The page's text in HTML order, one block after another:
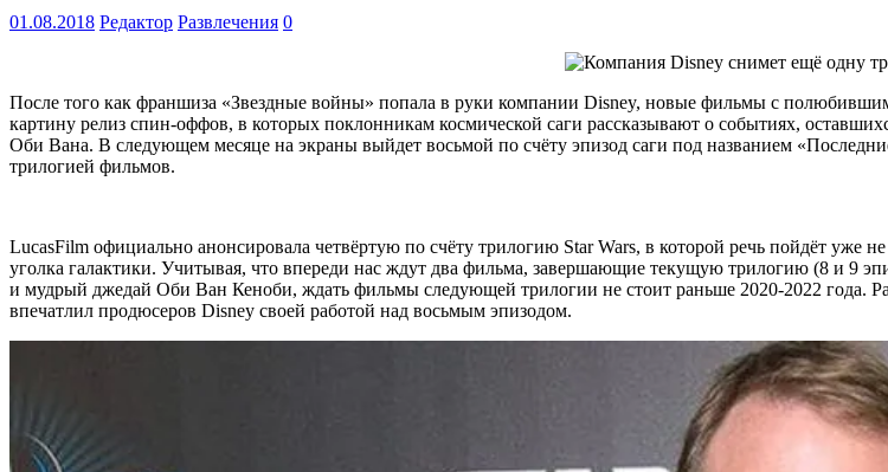
01.08.2018 Редактор Развлечения 0
После того как франшиза «Звездные войны» попала в руки компании Disney, новые фильмы с
картину релиз спин-оффов, в которых поклонникам космической саги рассказывают о событиях,
Оби Вана. В следующем месяце на экраны выйдет восьмой по счёту эпизод саги под названием
трилогией фильмов.
LucasFilm официально анонсировала четвёртую по счёту трилогию Star Wars, в которой речь пойдёт уже
уголка галактики. Учитывая, что впереди нас ждут два фильма, завершающие текущую трилогию (8 и 9
и мудрый джедай Оби Ван Кеноби, ждать фильмы следующей трилогии не стоит раньше 2020-2022 года.
впечатлил продюсеров Disney своей работой над восьмым эпизодом.